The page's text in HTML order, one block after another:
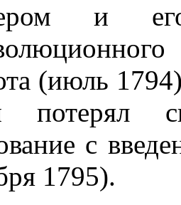
и
(июль
с
1795).